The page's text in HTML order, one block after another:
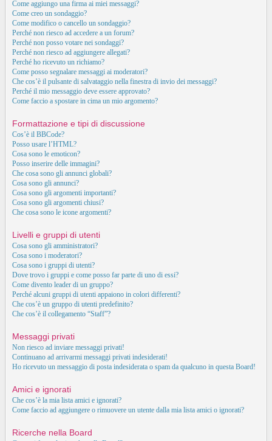
Come aggiungo una firma ai miei messaggi?
Come creo un sondaggio?
Come modifico o cancello un sondaggio?
Perché non riesco ad accedere a un forum?
Perché non posso votare nei sondaggi?
Perché non riesco ad aggiungere allegati?
Perché ho ricevuto un richiamo?
Come posso segnalare messaggi ai moderatori?
Che cos’è il pulsante di salvataggio nella finestra di invio dei messaggi?
Perché il mio messaggio deve essere approvato?
Come faccio a spostare in cima un mio argomento?
Formattazione e tipi di discussione
Cos’è il BBCode?
Posso usare l’HTML?
Cosa sono le emoticon?
Posso inserire delle immagini?
Che cosa sono gli annunci globali?
Cosa sono gli annunci?
Cosa sono gli argomenti importanti?
Cosa sono gli argomenti chiusi?
Che cosa sono le icone argomenti?
Livelli e gruppi di utenti
Cosa sono gli amministratori?
Cosa sono i moderatori?
Cosa sono i gruppi di utenti?
Dove trovo i gruppi e come posso far parte di uno di essi?
Come divento leader di un gruppo?
Perché alcuni gruppi di utenti appaiono in colori differenti?
Che cos’è un gruppo di utenti predefinito?
Che cos’è il collegamento “Staff”?
Messaggi privati
Non riesco ad inviare messaggi privati!
Continuano ad arrivarmi messaggi privati indesiderati!
Ho ricevuto un messaggio di posta indesiderata o spam da qualcuno in questa Board!
Amici e ignorati
Che cos’è la mia lista amici e ignorati?
Come faccio ad aggiungere o rimuovere un utente dalla mia lista amici o ignorati?
Ricerche nella Board